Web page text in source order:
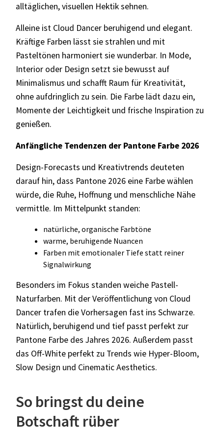
alltäglichen, visuellen Hektik sehnen.
Alleine ist Cloud Dancer beruhigend und elegant.
Kräftige Farben lässt sie strahlen und mit
Pasteltönen harmoniert sie wunderbar. In Mode,
Interior oder Design setzt sie bewusst auf
Minimalismus und schafft Raum für Kreativität,
ohne aufdringlich zu sein. Die Farbe lädt dazu ein,
Momente der Leichtigkeit und frische Inspiration zu
genießen.
Anfängliche Tendenzen der Pantone Farbe 2026
Design-Forecasts und Kreativtrends deuteten
darauf hin, dass Pantone 2026 eine Farbe wählen
würde, die Ruhe, Hoffnung und menschliche Nähe
vermittle. Im Mittelpunkt standen:
natürliche, organische Farbtöne
warme, beruhigende Nuancen
Farben mit emotionaler Tiefe statt reiner
Signalwirkung
Besonders im Fokus standen weiche Pastell-
Naturfarben. Mit der Veröffentlichung von Cloud
Dancer trafen die Vorhersagen fast ins Schwarze.
Natürlich, beruhigend und tief passt perfekt zur
Pantone Farbe des Jahres 2026. Außerdem passt
das Off-White perfekt zu Trends wie Hyper-Bloom,
Slow Design und Cinematic Aesthetics.
So bringst du deine
Botschaft rüber